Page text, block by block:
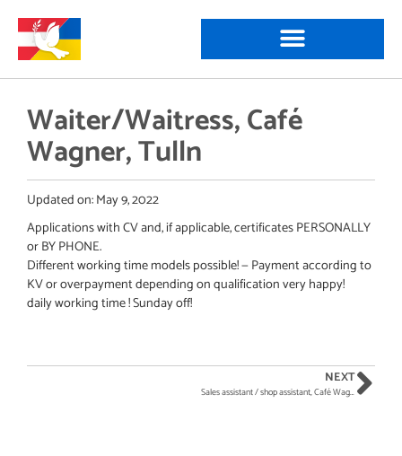
Waiter/Waitress, Café
Wagner, Tulln
Updated on:May 9, 2022
Applications with CV and, if applicable, certificates PERSONALLY
or BY PHONE.
Different working time models possible! — Payment according to
KV or overpayment depending on qualification very happy!
daily working time ! Sunday off!
NEXT
Sales assistant / shop assistant, Café Wagner, Tulln